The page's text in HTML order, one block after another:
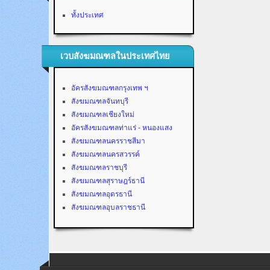
ทั้งประเทศ
เวบสังฆมณฑลในประเทศไทย
อัครสังฆมณฑลกรุงเทพ ฯ
สังฆมณฑลจันทบุรี
สังฆมณฑลเชียงใหม่
อัครสังฆมณฑลท่าแร่ - หนองแสง
สังฆมณฑลนครราชสีมา
สังฆมณฑลนครสวรรค์
สังฆมณฑลราชบุรี
สังฆมณฑลสุราษฎร์ธานี
สังฆมณฑลอุดรธานี
สังฆมณฑลอุบลราชธานี